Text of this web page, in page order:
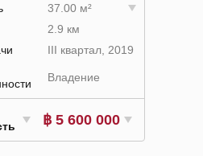
37.00 м²
2.9 км
III квартал, 2019
Владение
฿ 5 600 000